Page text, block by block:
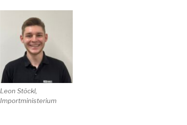
Leon Stöckl,
Importministerium